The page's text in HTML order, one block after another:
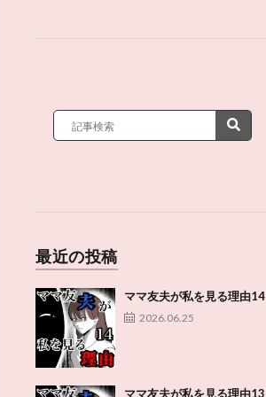
最近の投稿
ママ友夫が私を見る理由14
2026.06.25
ママ友夫が私を見る理由13